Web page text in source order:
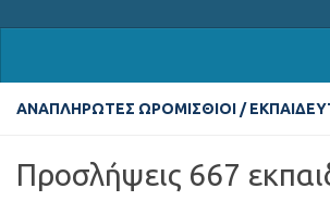
ΑΝΑΠΛΗΡΩΤΈΣ ΩΡΟΜΊΣΘΙΟΙ /
Προσλήψεις 667